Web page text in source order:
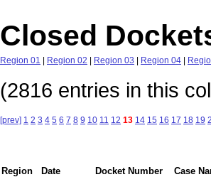
Closed
Region 01 | Region 02 | Region 03 | Region 04 |
(2816 entries in this
[prev] 1 2 3 4 5 6 7 8 9 10 11 12 13 14 15 16 17 18 19
Region Date Docket Number
Case